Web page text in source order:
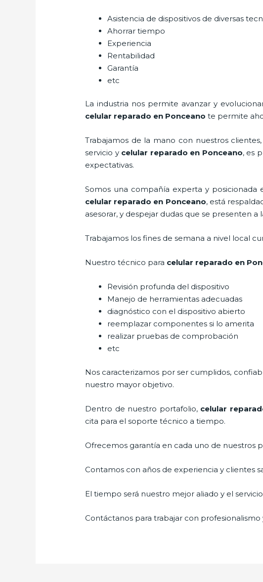
Asistencia de dispositivos de diversas
Ahorrar tiempo
Experiencia
Rentabilidad
Garantía
etc
La industria nos permite avanzar y
celular reparado en Ponceano te permite
Trabajamos de la mano con nuestros
servicio y celular reparado en Ponceano, es
expectativas.
Somos una compañía experta y
celular reparado en Ponceano, está
asesorar, y despejar dudas que se presenten a
Trabajamos los fines de semana a nivel local
Nuestro técnico para celular reparado en
Revisión profunda del dispositivo
Manejo de herramientas adecuadas
diagnóstico con el dispositivo abierto
reemplazar componentes si lo amerita
realizar pruebas de comprobación
etc
Nos caracterizamos por ser cumplidos,
nuestro mayor objetivo.
Dentro de nuestro portafolio, celular
cita para el soporte técnico a tiempo.
Ofrecemos garantía en cada uno de nuestros
Contamos con años de experiencia y clientes
El tiempo será nuestro mejor aliado y el
Contáctanos para trabajar con profesionalismo